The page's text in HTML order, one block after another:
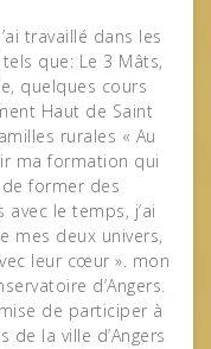
travaillé dans les
que: Le 3 Mâts,
quelques cours
Haut de Saint
rurales « Au
ma formation qui
former des
le temps, j’ai
mes deux univers,
leur cœur ». mon
d’Angers.
de participer à
la ville d’Angers